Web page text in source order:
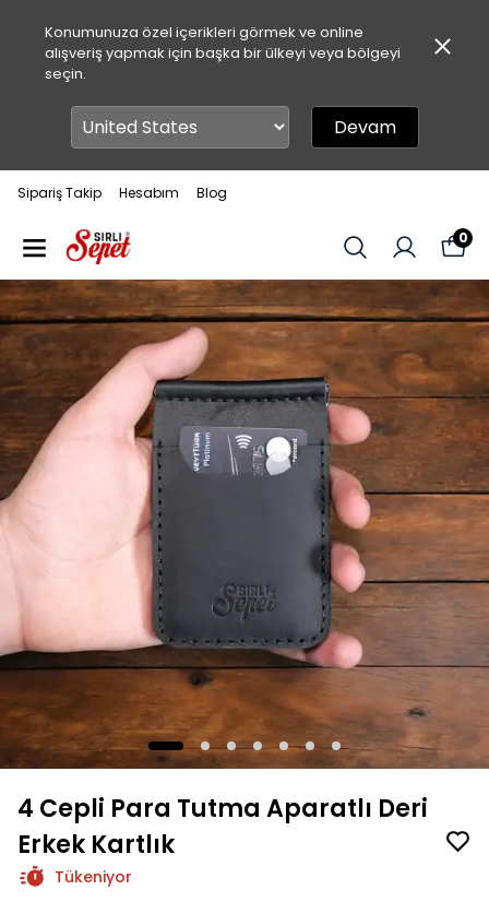
Konumunuza özel içerikleri görmek ve online
alışveriş yapmak için başka bir ülkeyi veya bölgeyi
seçin.
Devam
Sipariş Takip Hesabım Blog
0
4 Cepli Para Tutma Aparatlı Deri
Erkek Kartlık
Tükeniyor